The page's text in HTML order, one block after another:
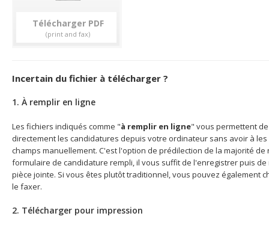
Télécharger
Incertain du fichier à télécharger ?
1. À remplir en ligne
Les fichiers indiqués comme "à remplir en ligne" vous permettent
directement les candidatures depuis votre ordinateur sans avoir à
champs manuellement. C'est l'option de prédilection de la majorité de
formulaire de candidature rempli, il vous suffit de l'enregistrer puis
pièce jointe. Si vous êtes plutôt traditionnel, vous pouvez également
le faxer.
2. Télécharger pour impression